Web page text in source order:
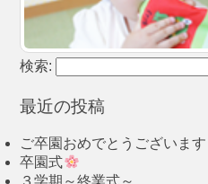
検索:
最近の投稿
ご卒園おめでとうございます
卒園式